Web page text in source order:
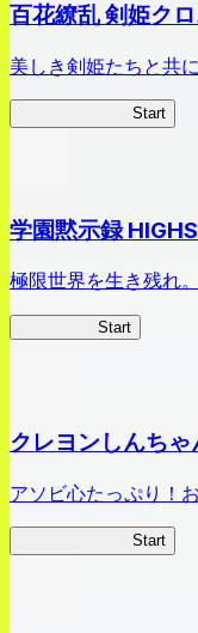
百花繚乱 剣姫ク
美しき剣姫たちと共
Start
学園黙示録
極限世界を生き残れ
Start
クレヨンしんち
アソビ心たっぷり！
Start